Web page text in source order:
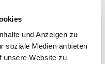
und Anzeigen zu
soziale Medien anbieten
unsere Website zu
102